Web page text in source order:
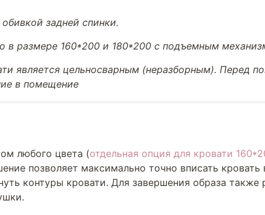
задней спинки.
в размере 160*200 и 180*200 с подъемным
является цельносварным (неразборным). Перед
в помещение
любого цвета (отдельная опция для кровати
позволяет максимально точно вписать
контуры кровати. Для завершения образа также